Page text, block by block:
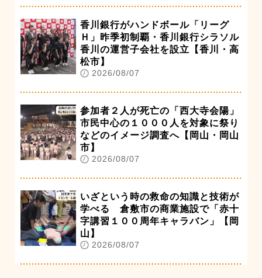
香川銀行がハンドボール「リーグ
Ｈ」昨季初制覇・香川銀行シラソル
香川の運営子会社を設立【香川・高
松市】
2026/08/07
参加者２人が死亡の「西大寺会陽」
市民中心の１０００人を対象に祭り
などのイメージ調査へ【岡山・岡山
市】
2026/08/07
いざという時の救命の知識と技術が
学べる 倉敷市の商業施設で「赤十
字講習１００周年キャラバン」【岡
山】
2026/08/07